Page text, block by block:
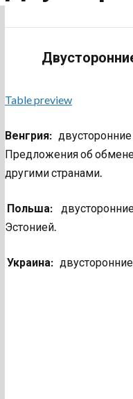
Table preview
Венгрия:
Предложения об обмене
другими странами.
Польша:
Эстонией.
Украина: